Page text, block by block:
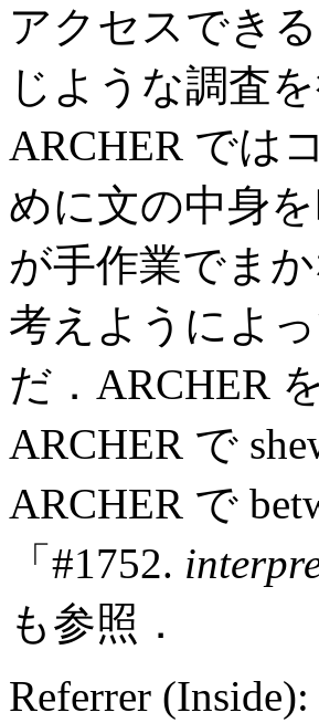
アクセスでき
じような調査
ARCHER では
めに文の中身
が手作業でま
考えようによ
だ．ARCHER
ARCHER で
ARCHER で
「#1752.
も参照．
Referrer (Inside):